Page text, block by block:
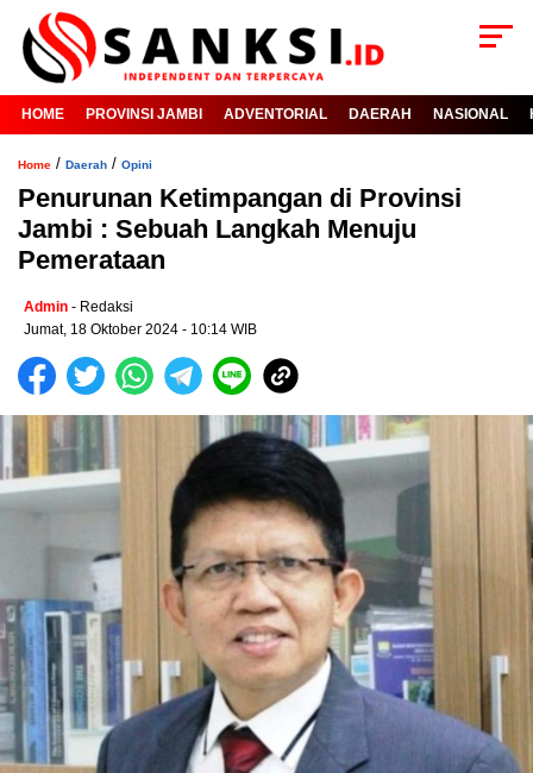
HOME PROVINSI JAMBI ADVENTORIAL DAERAH NASIONAL
Home / Daerah / Opini
Penurunan Ketimpangan di Provinsi
Jambi : Sebuah Langkah Menuju
Pemerataan
Admin - Redaksi
Jumat, 18 Oktober 2024 - 10:14 WIB